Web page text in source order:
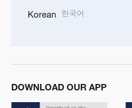
Korean 한국어
DOWNLOAD OUR APP